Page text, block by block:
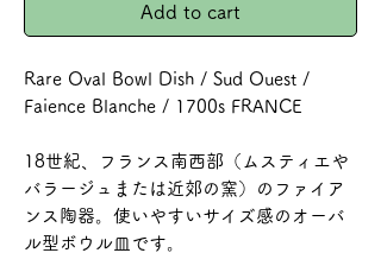
Add to cart
Rare Oval Bowl Dish / Sud Ouest /
Faience Blanche / 1700s FRANCE
18世紀、フランス南西部（ムスティエや
バラージュまたは近郊の窯）のファイア
ンス陶器。使いやすいサイズ感のオーバ
ル型ボウル皿です。